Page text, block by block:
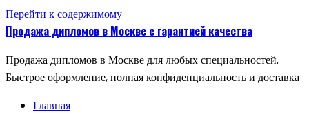
Перейти к содержимому
Продажа дипломов в Москве с гарантией качества
Продажа дипломов в Москве для любых специальностей.
Быстрое оформление, полная конфиденциальность и доставка
Главная